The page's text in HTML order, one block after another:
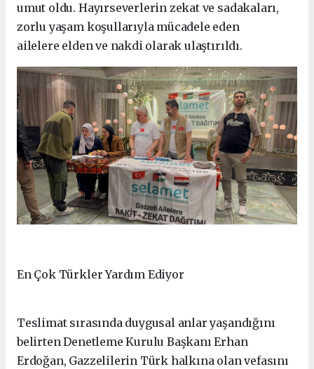
umut oldu. Hayırseverlerin zekat ve sadakaları,
zorlu yaşam koşullarıyla mücadele eden
ailelere elden ve nakdi olarak ulaştırıldı.
En Çok Türkler Yardım Ediyor
Teslimat sırasında duygusal anlar yaşandığını
belirten Denetleme Kurulu Başkanı Erhan
Erdoğan, Gazzelilerin Türk halkına olan vefasını